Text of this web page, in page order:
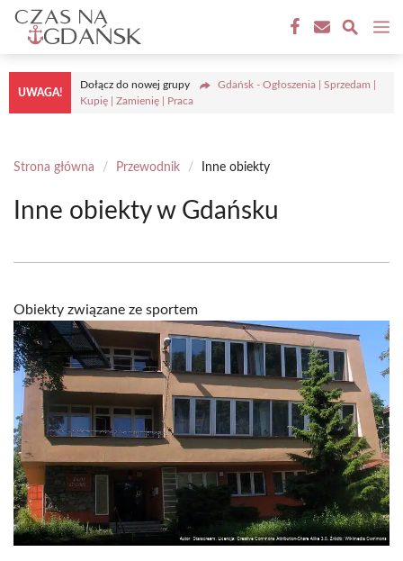
Przejdź
treści
UWAGA!
Dołącz do nowej grupy
Gdańsk - Ogłoszenia | Sprzedam |
Kupię | Zamienię | Praca
Strona główna / Przewodnik / Inne obiekty
Inne obiekty w Gdańsku
Obiekty związane ze sportem